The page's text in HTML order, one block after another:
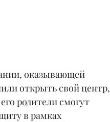
оказывающей
открыть свой центр,
родители смогут
в рамках